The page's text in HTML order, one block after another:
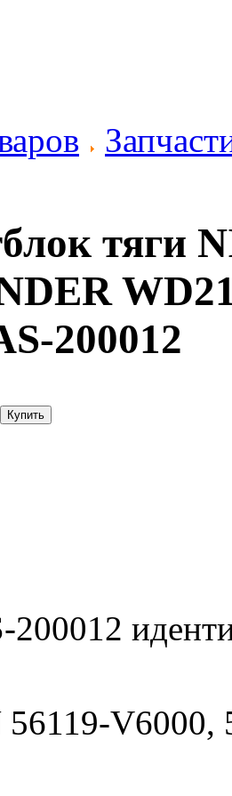
тяги
200012
200012
V6000,